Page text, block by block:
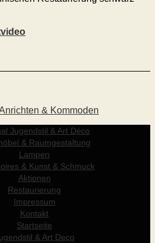
& Kommoden
Jugendstil & Art Déco
& Raumgestaltung
Lampen
& Kunst & Schmuck
Aktionen
Restaurierung
Impressum
Kontakt
Startseite
& Art Deco